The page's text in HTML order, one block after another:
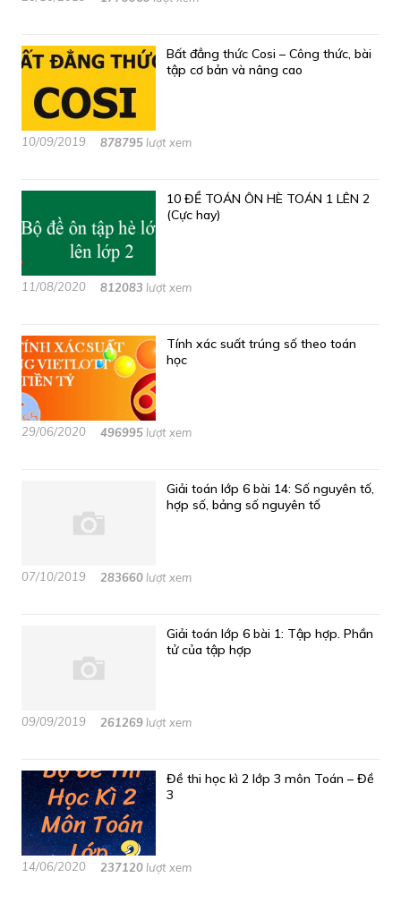
Bất đẳng thức Cosi – Công thức, bài
tập cơ bản và nâng cao
10/09/2019 878795 lượt xem
10 ĐỀ TOÁN ÔN HÈ TOÁN 1 LÊN 2
(Cực hay)
11/08/2020 812083 lượt xem
Tính xác suất trúng số theo toán
học
29/06/2020 496995 lượt xem
Giải toán lớp 6 bài 14: Số nguyên tố,
hợp số, bảng số nguyên tố
07/10/2019 283660 lượt xem
Giải toán lớp 6 bài 1: Tập hợp. Phần
tử của tập hợp
09/09/2019 261269 lượt xem
Đề thi học kì 2 lớp 3 môn Toán – Đề
3
14/06/2020 237120 lượt xem